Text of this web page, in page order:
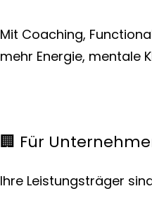
Mit Coaching,
mehr Energie, mentale
🏢 Für
Ihre Leistungsträger